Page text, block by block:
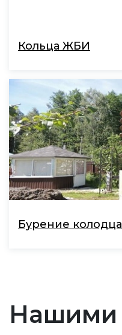
Кольца ЖБИ
Бурение колодца
Нашими